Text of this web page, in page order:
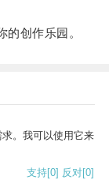
创作乐园。
。我可以使用它来
支持[0] 反对[0]